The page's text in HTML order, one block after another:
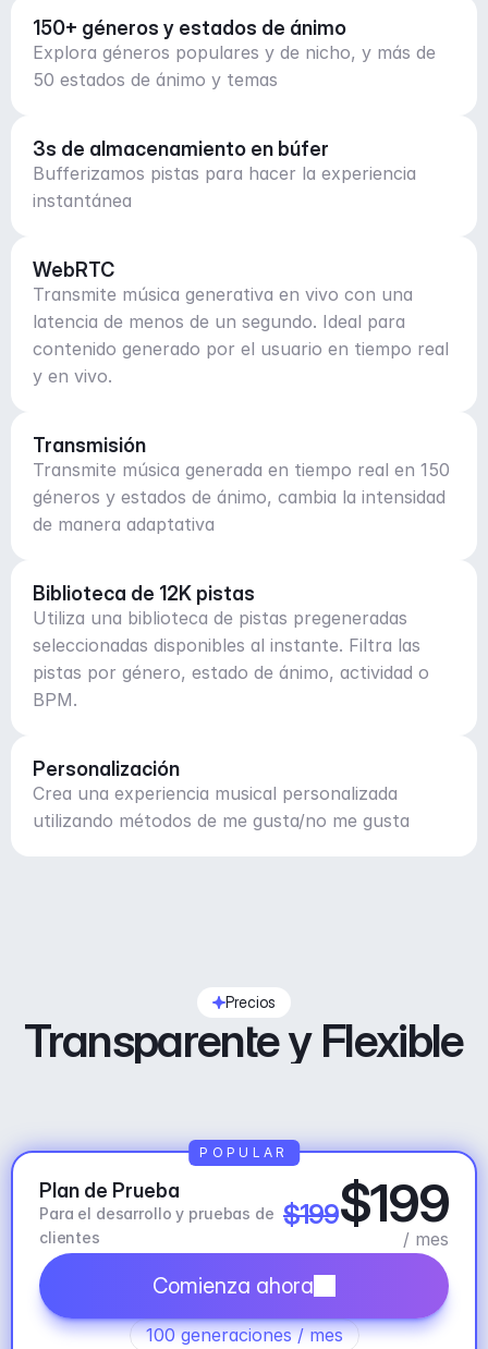
150+ géneros y estados de ánimo
Explora géneros populares y de nicho, y más de
50 estados de ánimo y temas
3s de almacenamiento en búfer
Bufferizamos pistas para hacer la experiencia
instantánea
WebRTC
Transmite música generativa en vivo con una
latencia de menos de un segundo. Ideal para
contenido generado por el usuario en tiempo real
y en vivo.
Transmisión
Transmite música generada en tiempo real en 150
géneros y estados de ánimo, cambia la intensidad
de manera adaptativa
Biblioteca de 12K pistas
Utiliza una biblioteca de pistas pregeneradas
seleccionadas disponibles al instante. Filtra las
pistas por género, estado de ánimo, actividad o
BPM.
Personalización
Crea una experiencia musical personalizada
utilizando métodos de me gusta/no me gusta
Precios
Transparente y Flexible
Plan de Prueba
Para el desarrollo y pruebas de
clientes
$199$199
/ mes
Comienza ahora
100 generaciones / mes
POPULAR